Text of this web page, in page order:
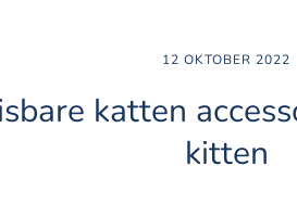
12 OKTOBER 2022
katten
kitten